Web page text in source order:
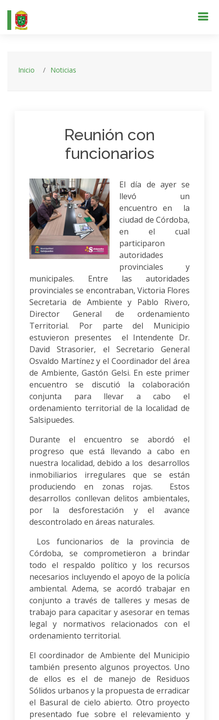
Inicio Noticias
Reunión con
funcionarios
El día de ayer se
llevó un
encuentro en la
ciudad de Córdoba,
en el cual
participaron
autoridades
provinciales y
municipales. Entre las autoridades
provinciales se encontraban, Victoria Flores
Secretaria de Ambiente y Pablo Rivero,
Director General de ordenamiento
Territorial. Por parte del Municipio
estuvieron presentes el Intendente Dr.
David Strasorier, el Secretario General
Osvaldo Martínez y el Coordinador del área
de Ambiente, Gastón Gelsi. En este primer
encuentro se discutió la colaboración
conjunta para llevar a cabo el
ordenamiento territorial de la localidad de
Salsipuedes.
Durante el encuentro se abordó el
progreso que está llevando a cabo en
nuestra localidad, debido a los desarrollos
inmobiliarios irregulares que se están
produciendo en zonas rojas. Estos
desarrollos conllevan delitos ambientales,
por la desforestación y el avance
descontrolado en áreas naturales.
Los funcionarios de la provincia de
Córdoba, se comprometieron a brindar
todo el respaldo político y los recursos
necesarios incluyendo el apoyo de la policía
ambiental. Adema, se acordó trabajar en
conjunto a través de talleres y mesas de
trabajo para capacitar y asesorar en temas
legal y normativos relacionados con el
ordenamiento territorial.
El coordinador de Ambiente del Municipio
también presento algunos proyectos. Uno
de ellos es el de manejo de Residuos
Sólidos urbanos y la propuesta de erradicar
el Basural de cielo abierto. Otro proyecto
presentado fue sobre el relevamiento y